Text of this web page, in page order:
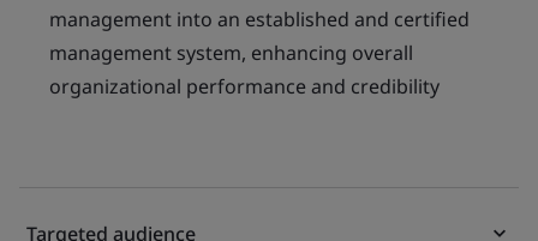
management into an established and certified
management system, enhancing overall
organizational performance and credibility
Targeted audience